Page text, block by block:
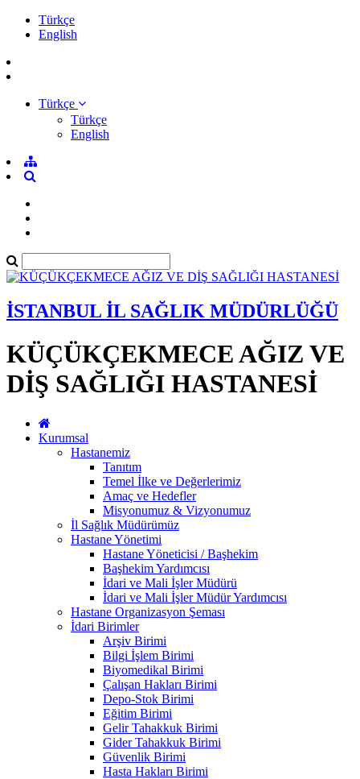
Türkçe
English
Türkçe
Türkçe
English
İSTANBUL İL SAĞLIK MÜDÜRLÜĞÜ
KÜÇÜKÇEKMECE AĞIZ VE
DİŞ SAĞLIĞI HASTANESİ
Kurumsal
Hastanemiz
Tanıtım
Temel İlke ve Değerlerimiz
Amaç ve Hedefler
Misyonumuz & Vizyonumuz
İl Sağlık Müdürümüz
Hastane Yönetimi
Hastane Yöneticisi / Başhekim
Başhekim Yardımcısı
İdari ve Mali İşler Müdürü
İdari ve Mali İşler Müdür Yardımcısı
Hastane Organizasyon Şeması
İdari Birimler
Arşiv Birimi
Bilgi İşlem Birimi
Biyomedikal Birimi
Çalışan Hakları Birimi
Depo-Stok Birimi
Eğitim Birimi
Gelir Tahakkuk Birimi
Gider Tahakkuk Birimi
Güvenlik Birimi
Hasta Hakları Birimi